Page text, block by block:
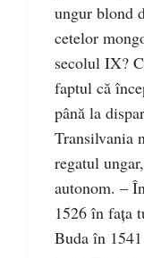
ungur blond
cetelor
secolul IX?
faptul că
până la
Transilvania
regatul
autonom. –
1526 în faţa
Buda în